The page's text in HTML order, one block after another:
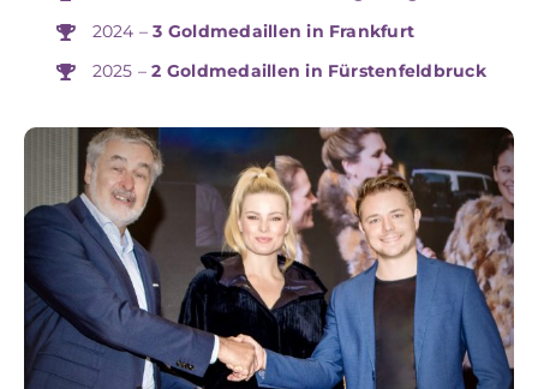
2024 –3 Goldmedaillen in Frankfurt
2025 –2 Goldmedaillen in Fürstenfeldbruck